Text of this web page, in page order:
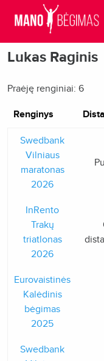
Lukas Raginis
Praėję renginiai: 6
Renginys
Swedbank
Vilniaus
maratonas
2026
InRento
Trakų
triatlonas
2026
Eurovaistinės
Kalėdinis
bėgimas
2025
Swedbank